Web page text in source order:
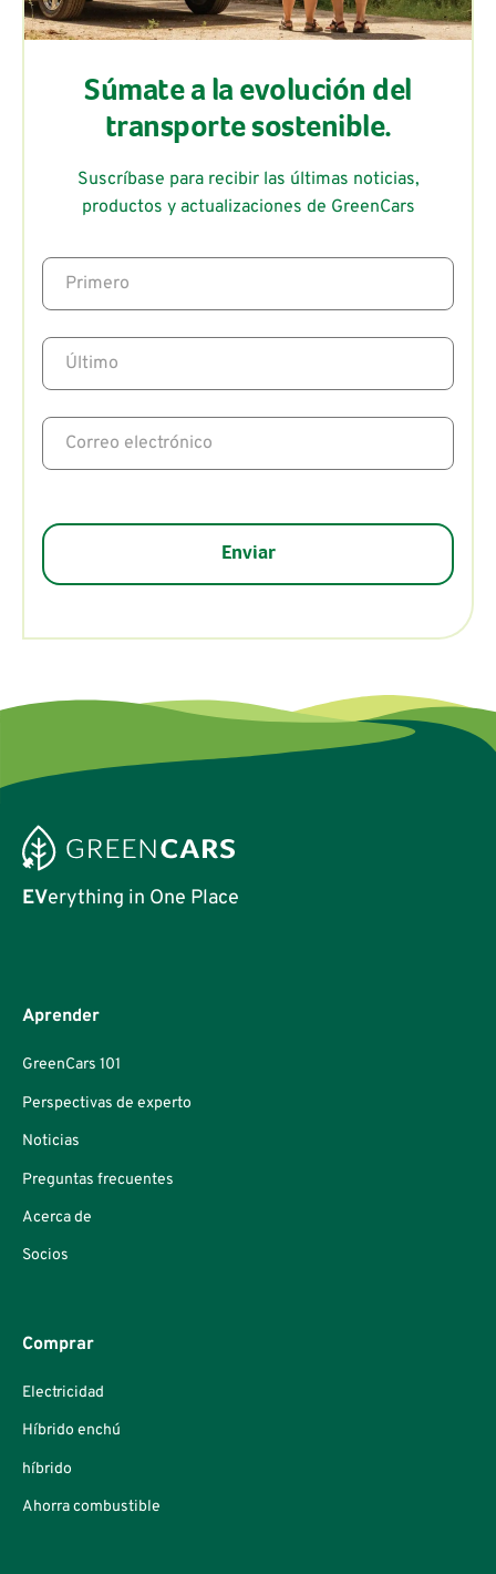
Súmate a la evolución del
transporte sostenible.
Suscríbase para recibir las últimas noticias,
productos y actualizaciones de GreenCars
EVerything in One Place
Aprender
GreenCars 101
Perspectivas de experto
Noticias
Preguntas frecuentes
Acerca de
Socios
Comprar
Electricidad
Híbrido enchú
híbrido
Ahorra combustible